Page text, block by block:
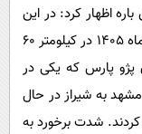
اظهار کرد: در این
حادثه که در ساعت ۰۴:۳۳ بامداد روز یکم تیرماه ۱۴۰۵ در کیلومتر ۶۰
پژو پارس که یکی در
به شیراز در حال
کردند. شدت برخورد به